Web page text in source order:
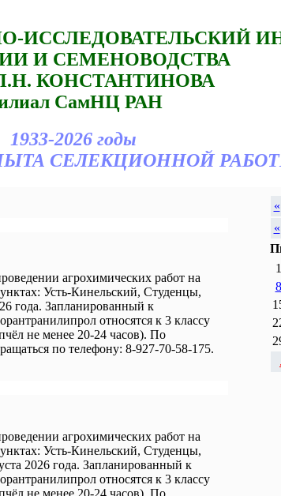
ИССЛЕДОВАТЕЛЬСКИЙ
И СЕМЕНОВОДСТВА
КОНСТАНТИНОВА
СамНЦ РАН
1933-2026 годы
СЕЛЕКЦИОННОЙ
«
«
1
8
агрохимических работ на
Усть-Кинельский, Студенцы,
года. Запланированный к
относятся к 3 классу
не менее 20-24 часов). По
по телефону: 8-927-70-58-175.
агрохимических работ на
Усть-Кинельский, Студенцы,
2026 года. Запланированный к
относятся к 3 классу
не менее 20-24 часов). По